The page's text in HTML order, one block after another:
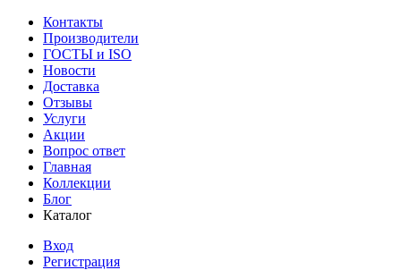
Контакты
Производители
ГОСТЫ и ISO
Новости
Доставка
Отзывы
Услуги
Акции
Вопрос ответ
Главная
Коллекции
Блог
Каталог
Вход
Регистрация